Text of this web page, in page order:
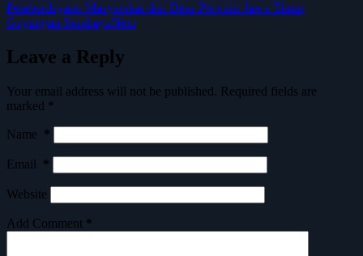
Pemberdayaan Masyarakat dan Desa Provinsi Jawa Timur,
Gayungan SurabayaNext
Leave a Reply
Your email address will not be published. Required fields are
marked *
Name *
Email *
Website
Add Comment *